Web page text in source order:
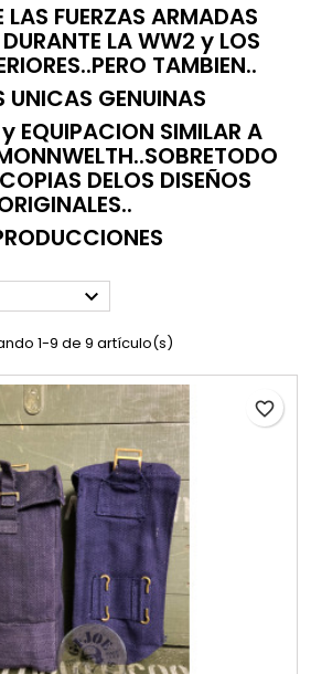
LAS FUERZAS ARMADAS
LA WW2 y LOS
TAMBIEN..
UNICAS GENUINAS
EQUIPACION SIMILAR A
DELOS DISEÑOS

1-9 de 9 artículo(s)
favorite_border